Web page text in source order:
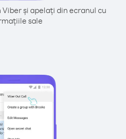
și apelați din ecranul cu
sale